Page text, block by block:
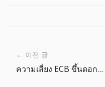
← 이전 글
ความเสี่ยง ECB ขึ้นดอกเบี้ยบอกว่าเพดานต้นทุนเงินยังไม่ลดง่าย